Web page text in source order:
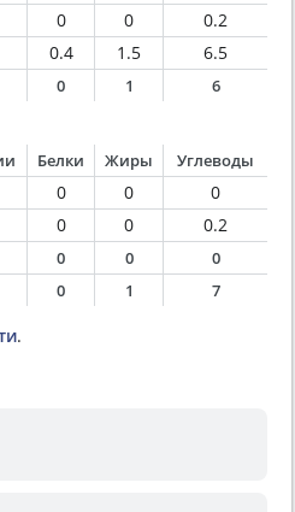
0 0
0.2
0.4 1.5
6.5
0 1 6
Белки Жиры Углеводы
0 0
0
0 0
0.2
0 0 0
0 1 7
.